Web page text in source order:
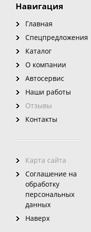
Навигация
Главная
Спецпредложения
Каталог
О компании
Автосервис
Наши работы
Отзывы
Контакты
Карта сайта
Соглашение на
обработку
персональных
данных
Наверх